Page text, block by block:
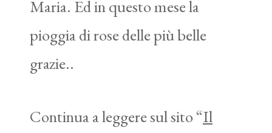
Maria. Ed in questo mese la
pioggia di rose delle più belle
grazie..
Continua a leggere sul sito “Il